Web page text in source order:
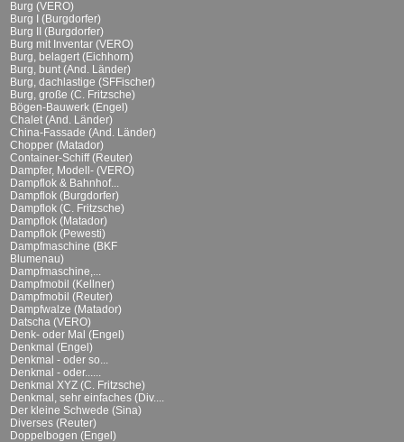
Burg (VERO)
Burg I (Burgdorfer)
Burg II (Burgdorfer)
Burg mit Inventar (VERO)
Burg, belagert (Eichhorn)
Burg, bunt (And. Länder)
Burg, dachlastige (SFFischer)
Burg, große (C. Fritzsche)
Bögen-Bauwerk (Engel)
Chalet (And. Länder)
China-Fassade (And. Länder)
Chopper (Matador)
Container-Schiff (Reuter)
Dampfer, Modell- (VERO)
Dampflok & Bahnhof...
Dampflok (Burgdorfer)
Dampflok (C. Fritzsche)
Dampflok (Matador)
Dampflok (Pewesti)
Dampfmaschine (BKF
Blumenau)
Dampfmaschine,...
Dampfmobil (Kellner)
Dampfmobil (Reuter)
Dampfwalze (Matador)
Datscha (VERO)
Denk- oder Mal (Engel)
Denkmal (Engel)
Denkmal - oder so...
Denkmal - oder......
Denkmal XYZ (C. Fritzsche)
Denkmal, sehr einfaches (Div....
Der kleine Schwede (Sina)
Diverses (Reuter)
Doppelbogen (Engel)